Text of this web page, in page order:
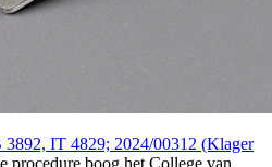
IT 4829; 2024/00312 (Klager
procedure boog het College van